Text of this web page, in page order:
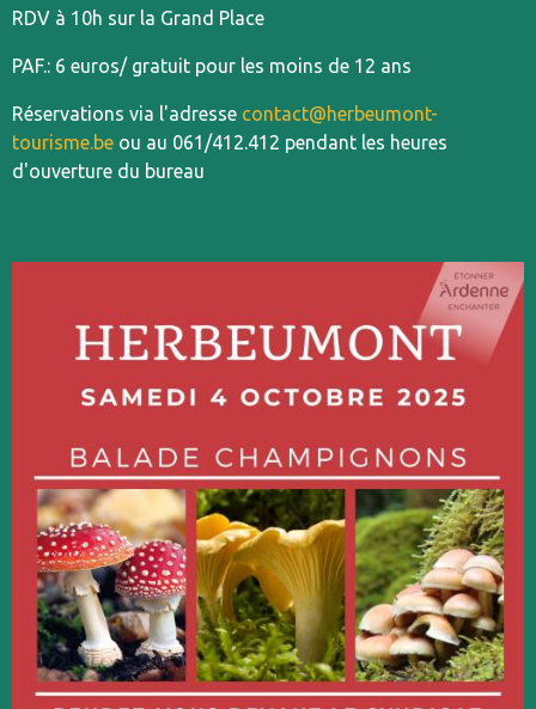
RDV à 10h sur la Grand Place
PAF.: 6 euros/ gratuit pour les moins de 12 ans
Réservations via l'adresse contact@herbeumont-
tourisme.be ou au 061/412.412 pendant les heures
d'ouverture du bureau